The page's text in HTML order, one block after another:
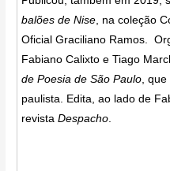
balões de Nise, na coleção
Oficial Graciliano Ramos.
Fabiano Calixto e Tiago
de Poesia de São Paulo, que
paulista. Edita, ao lado de
revistaDespacho.